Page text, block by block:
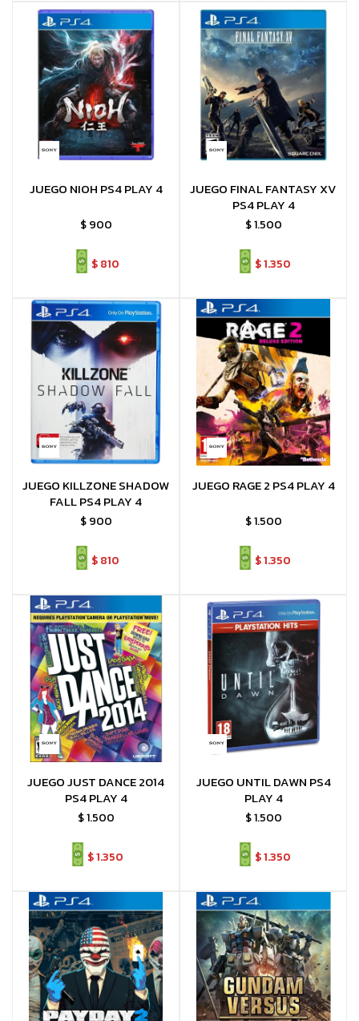
JUEGO NIOH PS4 PLAY 4
$ 900
$810
JUEGO FINAL FANTASY XV
PS4 PLAY 4
$1.500
$1.350
JUEGO KILLZONE SHADOW
FALL PS4 PLAY 4
$ 900
$810
JUEGO RAGE 2 PS4 PLAY 4
$1.500
$1.350
JUEGO JUST DANCE 2014
PS4 PLAY 4
$1.500
$1.350
JUEGO UNTIL DAWN PS4
PLAY 4
$1.500
$1.350